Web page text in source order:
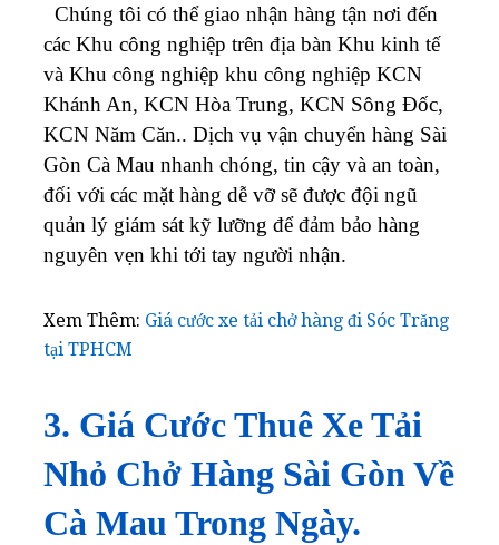
Chúng tôi có thể giao nhận hàng tận nơi đến
các Khu công nghiệp trên địa bàn Khu kinh tế
và Khu công nghiệp khu công nghiệp KCN
Khánh An, KCN Hòa Trung, KCN Sông Đốc,
KCN Năm Căn.. Dịch vụ vận chuyển hàng Sài
Gòn Cà Mau nhanh chóng, tin cậy và an toàn,
đối với các mặt hàng dễ vỡ sẽ được đội ngũ
quản lý giám sát kỹ lưỡng để đảm bảo hàng
nguyên vẹn khi tới tay người nhận.
Xem Thêm: Giá cước xe tải chở hàng đi Sóc Trăng
tại TPHCM
3. Giá Cước Thuê Xe Tải
Nhỏ Chở Hàng Sài Gòn Về
Cà Mau Trong Ngày.